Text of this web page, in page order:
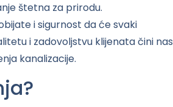
štetna za prirodu.
i sigurnost da će svaki
i zadovoljstvu klijenata čini nas
kanalizacije.